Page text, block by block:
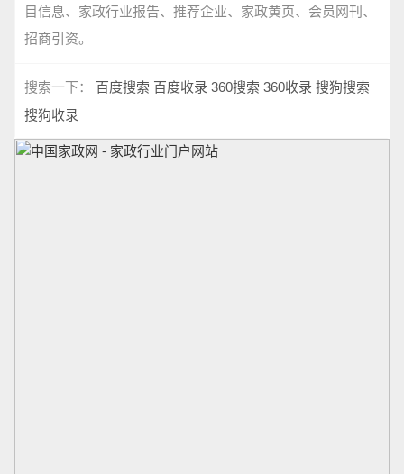
目信息、家政行业报告、推荐企业、家政黄页、会员网刊、
招商引资。
搜索一下： 百度搜索 百度收录 360搜索 360收录 搜狗搜索
搜狗收录